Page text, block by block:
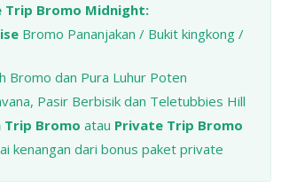
Trip Bromo Midnight:
Bromo Pananjakan / Bukit kingkong /
Bromo dan Pura Luhur Poten
Pasir Berbisik dan Teletubbies Hill
Trip Bromo atau Private Trip Bromo
kenangan dari bonus paket private